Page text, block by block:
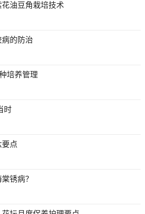
油豆角栽培技术
的防治
培养管理
时
要点
锈病？